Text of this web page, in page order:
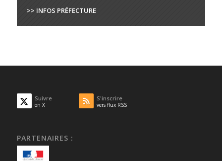
>> INFOS PRÉFECTURE
Suivre
on X
S'inscrire
vers flux RSS
PARTENAIRES :